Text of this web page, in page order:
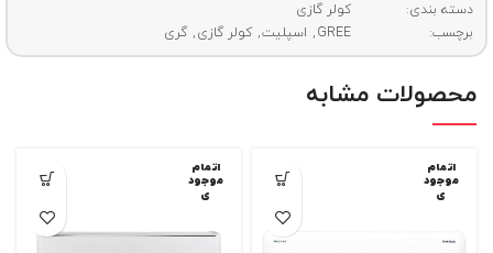
دسته بندی:
کولر گازی
برچسب:
GREE
, اسپلیت, کولر گازی, گری
محصولات مشابه
اتمام
موجود
ی
اتمام
موجود
ی